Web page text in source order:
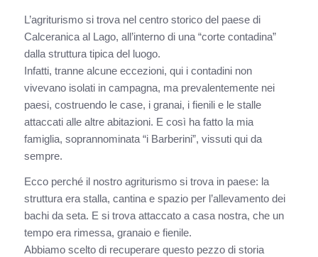
L’agriturismo si trova nel centro storico del paese di
Calceranica al Lago, all’interno di una “corte contadina”
dalla struttura tipica del luogo.
Infatti, tranne alcune eccezioni, qui i contadini non
vivevano isolati in campagna, ma prevalentemente nei
paesi, costruendo le case, i granai, i fienili e le stalle
attaccati alle altre abitazioni. E così ha fatto la mia
famiglia, soprannominata “i Barberini”, vissuti qui da
sempre.
Ecco perché il nostro agriturismo si trova in paese: la
struttura era stalla, cantina e spazio per l’allevamento dei
bachi da seta. E si trova attaccato a casa nostra, che un
tempo era rimessa, granaio e fienile.
Abbiamo scelto di recuperare questo pezzo di storia